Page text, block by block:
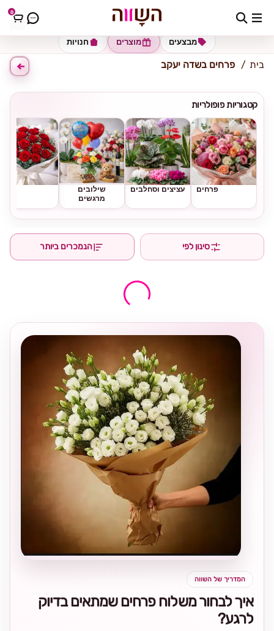
0 כתובת למשלוח הזינו כתובת
חנויות מוצרים מבצעים
בית פרחים בשדה יעקב
קטגוריות פופולריות
פרחים עציצים וסחלבים
שילובים
מרגשים
סינון לפי הנמכרים ביותר
המדריך של השווה
איך לבחור משלוח פרחים שמתאים בדיוק
לרגע?